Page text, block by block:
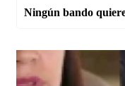
Ningún bando